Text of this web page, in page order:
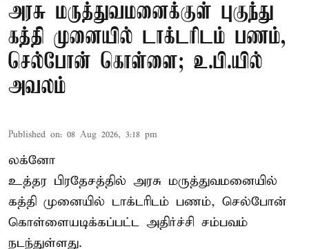
அரசு மருத்துவமனைக்குள் புகுந்து
கத்தி முனையில் டாக்டரிடம் பணம்,
செல்போன் கொள்ளை; உ.பி.யில்
அவலம்
Published on: 08 Aug 2026, 3:18 pm
லக்னோ
உத்தர பிரதேசத்தில் அரசு மருத்துவமனையில்
கத்தி முனையில் டாக்டரிடம் பணம், செல்போன்
கொள்ளையடிக்கப்பட்ட அதிர்ச்சி சம்பவம்
நடந்துள்ளது.